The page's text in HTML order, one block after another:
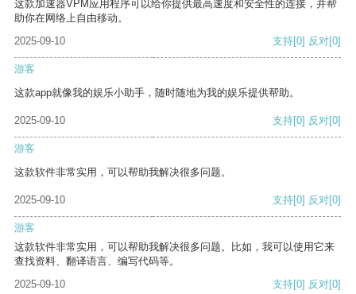
这款加速器VPM应用程序可以给你提供最高速度和安全性的连接，并帮
助你在网络上自由移动。
2025-09-10
支持[0] 反对[0]
游客
这款app就像我的娱乐小助手，随时随地为我的娱乐提供帮助。
2025-09-10 支持[0] 反对[0]
游客
这款软件非常实用，可以帮助我解决很多问题。
2025-09-10 支持[0] 反对[0]
游客
这款软件非常实用，可以帮助我解决很多问题。比如，我可以使用它来
查找资料、翻译语言、编写代码等。
2025-09-10
支持[0] 反对[0]